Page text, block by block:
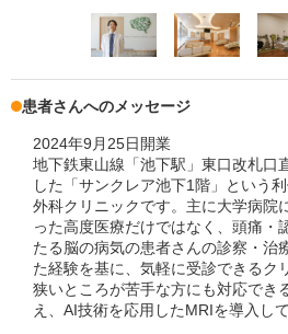
患者さんへのメッセージ
2024年9月25日開業
地下鉄東山線「池下駅」東口改札口
した「サンクレア池下1階」という
外科クリニックです。主に大学病院
った高度医療だけではなく、頭痛・
たる脳の病気の患者さんの診察・治
た経験を基に、気軽に受診できるク
狭いところが苦手な方にも対応でき
え、AI技術を応用したMRIを導入して